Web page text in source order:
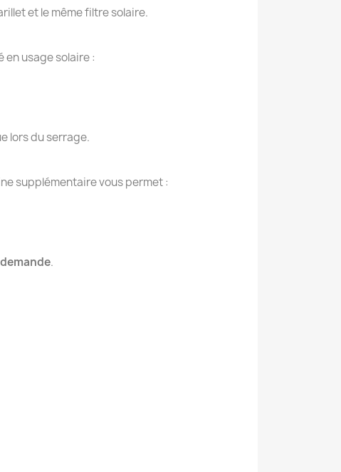
et le même filtre solaire.
usage solaire :
lors du serrage.
supplémentaire vous permet :
.